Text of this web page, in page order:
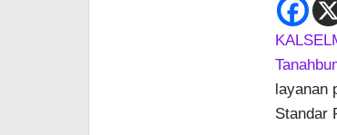
layanan
Standar